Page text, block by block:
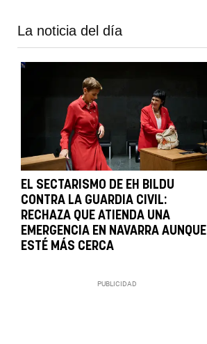
La noticia del día
EL SECTARISMO DE EH BILDU
CONTRA LA GUARDIA CIVIL:
RECHAZA QUE ATIENDA UNA
EMERGENCIA EN NAVARRA AUNQUE
ESTÉ MÁS CERCA